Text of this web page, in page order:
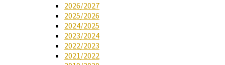
2026/2027
2025/2026
2024/2025
2023/2024
2022/2023
2021/2022